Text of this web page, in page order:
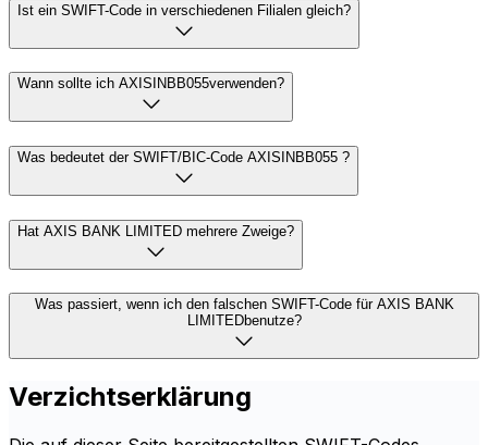
Ist ein SWIFT-Code in verschiedenen Filialen gleich?
Wann sollte ich AXISINBB055verwenden?
Was bedeutet der SWIFT/BIC-Code AXISINBB055 ?
Hat AXIS BANK LIMITED mehrere Zweige?
Was passiert, wenn ich den falschen SWIFT-Code für AXIS BANK
LIMITEDbenutze?
Verzichtserklärung